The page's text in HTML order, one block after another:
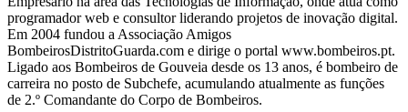
programador web e consultor liderando projetos de inovação digital.
Em 2004 fundou a Associação Amigos
BombeirosDistritoGuarda.com e dirige o portal www.bombeiros.pt.
Ligado aos Bombeiros de Gouveia desde os 13 anos, é bombeiro de
carreira no posto de Subchefe, acumulando atualmente as funções
de 2.º Comandante do Corpo de Bombeiros.